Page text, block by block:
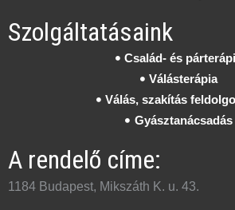
Szolgáltatásaink
Család- és
Válásterápia
Válás, szakítás
Gyásztanácsadás
A rendelő címe:
1184 Budapest, Mikszáth K. u. 43.